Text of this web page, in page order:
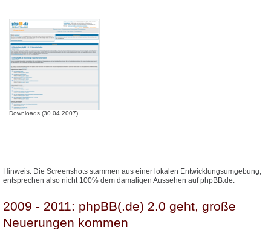
Downloads (30.04.2007)
Hinweis: Die Screenshots stammen aus einer lokalen Entwicklungsumgebung,
entsprechen also nicht 100% dem damaligen Aussehen auf phpBB.de.
2009 - 2011: phpBB(.de) 2.0 geht, große
Neuerungen kommen